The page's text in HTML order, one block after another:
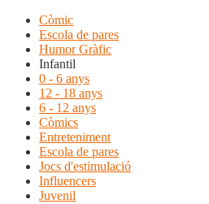
Còmic
Escola de pares
Humor Gràfic
Infantil
0 - 6 anys
12 - 18 anys
6 - 12 anys
Còmics
Entreteniment
Escola de pares
Jocs d'estimulació
Influencers
Juvenil